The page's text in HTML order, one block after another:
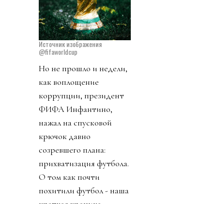
Источник изображения
@fifaworldcup
Но не прошло и недели,
как воплощение
коррупции, президент
ФИФА Инфантино,
нажал на спусковой
крючок давно
созревшего плана:
прихватизация футбола.
О том как почти
похитили футбол - наша